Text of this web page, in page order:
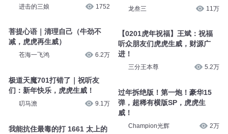
进击的三娘 1752
菩提心语｜清理自己（牛劲不
减，虎虎再生威）
苍海一飞鸿 6.2万
极道天魔701打错了｜祝听友
们：新年快乐，虎虎生威！
叨马澹 9.1万
我能抗住最毒的打 1661 太上的
龙叁三 11万
【0201虎年祝福】王斌：祝福
听众朋友们虎虎生威，财源广
进！
三分王本尊 5.2万
过年拆绝版！第一炮！豪华15
弹，超稀有横版SP，虎虎生
威！
Champion光辉 2万